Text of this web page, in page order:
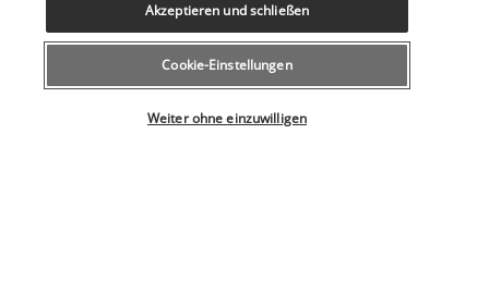
Aus dem Ausland
(Tarif für internationale Gespräche)
Cookie-Einstellungen
Weiter ohne einzuwilligen
Akzeptieren und schließen